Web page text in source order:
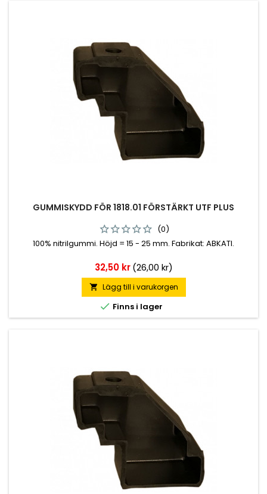
GUMMISKYDD FÖR 1818.01 FÖRSTÄRKT UTF PLUS
(0)
100% nitrilgummi. Höjd = 15 - 25 mm. Fabrikat: ABKATI.
Pris
32,50 kr (26,00 kr)
 Lägg till i varukorgen
 Finns i lager